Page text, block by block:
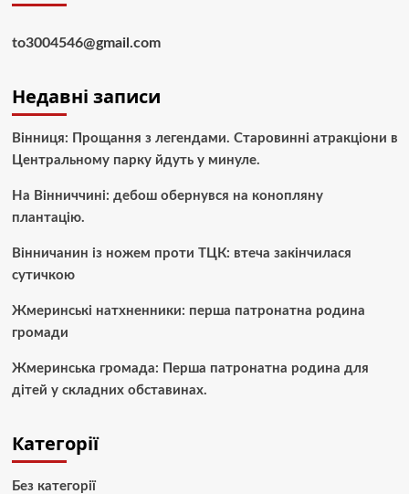
to3004546@gmail.com
Недавні записи
Вінниця: Прощання з легендами. Старовинні атракціони в
Центральному парку йдуть у минуле.
На Вінниччині: дебош обернувся на конопляну
плантацію.
Вінничанин із ножем проти ТЦК: втеча закінчилася
сутичкою
Жмеринські натхненники: перша патронатна родина
громади
Жмеринська громада: Перша патронатна родина для
дітей у складних обставинах.
Категорії
Без категорії